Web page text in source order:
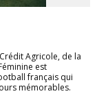
Agricole, de la
est
français qui
mémorables.